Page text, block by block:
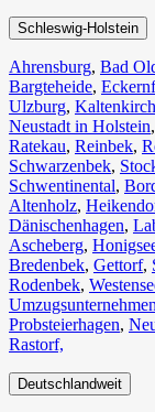
Schleswig-Holstein
Ahrensburg, Bad
Bargteheide,
Ulzburg,
Neustadt in Holstein,
Ratekau, Reinbek,
Schwarzenbek,
Schwentinental,
Altenholz,
Dänischenhagen,
Ascheberg,
Bredenbek, Gettorf,
Rodenbek,
Probsteierhagen,
Rastorf,
Deutschlandweit